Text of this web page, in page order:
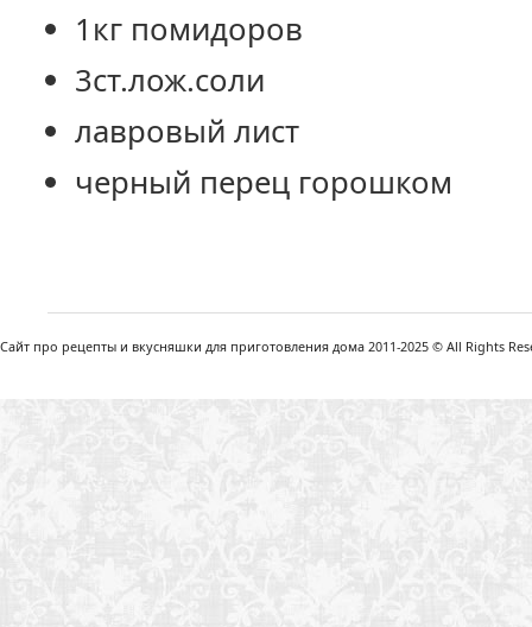
1кг помидоров
3ст.лож.соли
лавровый лист
черный перец горошком
Сайт про рецепты и вкусняшки для приготовления дома 2011-2025 © All Rights